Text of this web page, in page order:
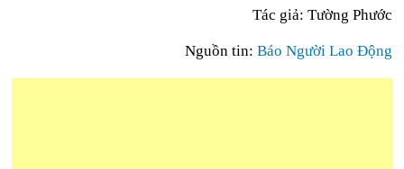
Tác giả: Tường Phước
Nguồn tin: Báo Người Lao Động